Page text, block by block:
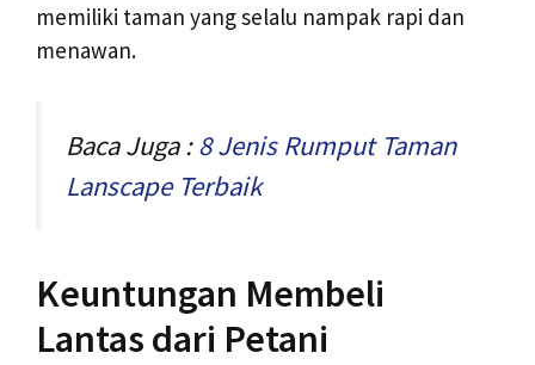
memiliki taman yang selalu nampak rapi dan
menawan.
Baca Juga :8 Jenis Rumput Taman
Lanscape Terbaik
Keuntungan Membeli
Lantas dari Petani